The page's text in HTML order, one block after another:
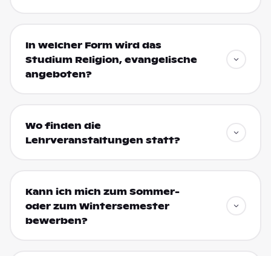
In welcher Form wird das
Studium Religion, evangelische
angeboten?
Wo finden die
Lehrveranstaltungen statt?
Kann ich mich zum Sommer-
oder zum Wintersemester
bewerben?